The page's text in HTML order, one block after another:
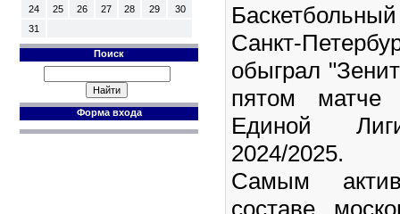
24
25 26 27 28 29
30
31
Поиск
Форма входа
Санкт-
обыграл
пятом матче
Единой
2024/2025.
Самым
составе